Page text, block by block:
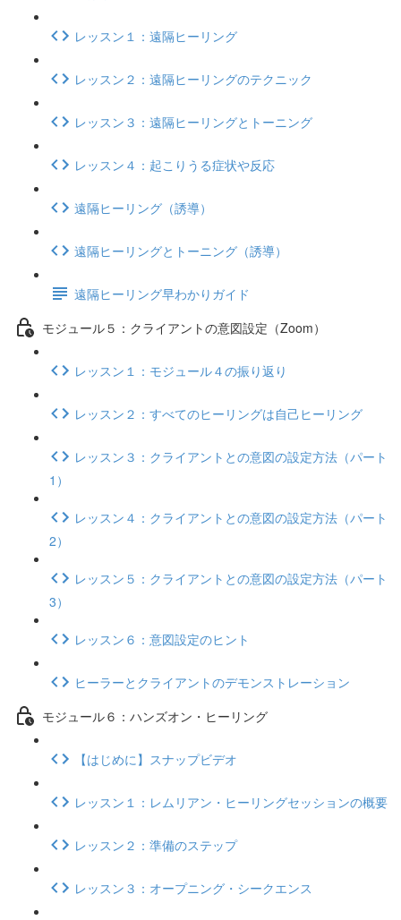
レッスン１：遠隔ヒーリング
レッスン２：遠隔ヒーリングのテクニック
レッスン３：遠隔ヒーリングとトーニング
レッスン４：起こりうる症状や反応
遠隔ヒーリング（誘導）
遠隔ヒーリングとトーニング（誘導）
遠隔ヒーリング早わかりガイド
モジュール５：クライアントの意図設定（Zoom）
レッスン１：モジュール４の振り返り
レッスン２：すべてのヒーリングは自己ヒーリング
レッスン３：クライアントとの意図の設定方法（パート
1）
レッスン４：クライアントとの意図の設定方法（パート
2）
レッスン５：クライアントとの意図の設定方法（パート
3）
レッスン６：意図設定のヒント
ヒーラーとクライアントのデモンストレーション
モジュール６：ハンズオン・ヒーリング
【はじめに】スナップビデオ
レッスン１：レムリアン・ヒーリングセッションの概要
レッスン２：準備のステップ
レッスン３：オープニング・シークエンス